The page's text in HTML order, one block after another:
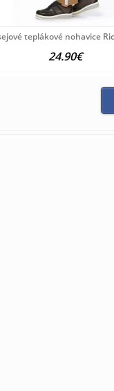
farebné
teplákové nohavice
24.90€